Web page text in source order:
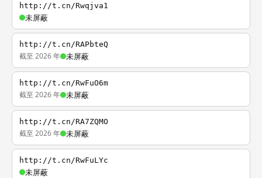
http://t.cn/Rwqjva1
未屏蔽
http://t.cn/RAPbteQ
截至 2026 年 未屏蔽
http://t.cn/RwFuO6m
截至 2026 年 未屏蔽
http://t.cn/RA7ZQMO
截至 2026 年 未屏蔽
http://t.cn/RwFuLYc
未屏蔽